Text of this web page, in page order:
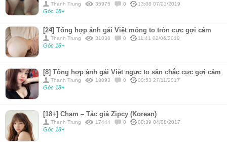
Thanh Trung 35975 0 13:08 07/01/2019
Góc 18+
[24] Tổng hợp ảnh gái Việt mông to tròn cực gợi cảm
Thanh Trung 31038 0 11:41 02/06/2018
Góc 18+
[8] Tổng hợp ảnh gái Việt ngực to săn chắc cực gợi cảm
Thanh Trung 18093 0 00:53 27/11/2017
Góc 18+
[18+] Chạm – Tác giả Zipcy (Korean)
Thanh Trung 17444 0 00:39 04/08/2017
Góc 18+